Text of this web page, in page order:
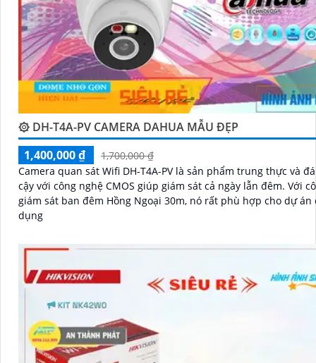
۞ DH-T4A-PV CAMERA DAHUA MẪU ĐẸP
1,400,000 ₫
1,700,000 ₫
Camera quan sát Wifi DH-T4A-PV là sản phẩm trung thực và
cậy với công nghệ CMOS giúp giám sát cả ngày lẫn đêm. Với công nghệ
giám sát ban đêm Hồng Ngoại 30m, nó rất phù hợp cho dự án
dụng